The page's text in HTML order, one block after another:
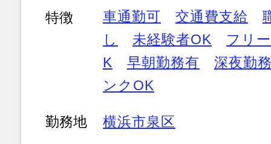
特徴 車通勤可 交通費支給
し
未経験者OK
フリ
K
早朝勤務有
深夜勤
ンクOK
勤務地 横浜市泉区